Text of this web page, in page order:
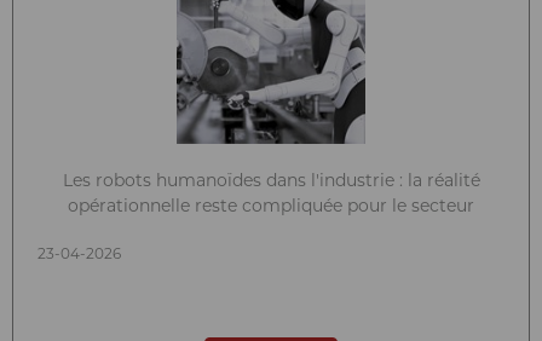
Les robots humanoïdes dans l'industrie : la réalité
opérationnelle reste compliquée pour le secteur
23-04-2026